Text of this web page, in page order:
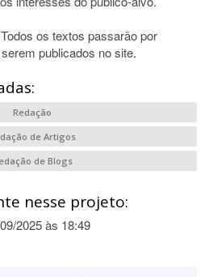
os textos passarão por
publicados no site.
Redação
de Artigos
de Blogs
nesse projeto:
2025 às 18:49